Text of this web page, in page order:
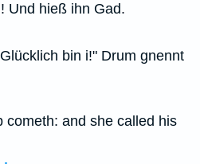
Und hieß ihn Gad.
bin i!" Drum gnennt
cometh: and she called his